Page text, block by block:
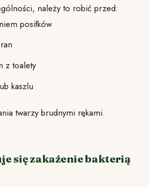
należy to robić przed:
posiłków
z toalety
kaszlu
twarzy brudnymi rękami.
się zakażenie bakterią